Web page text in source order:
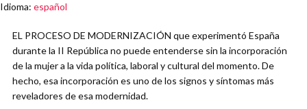
Idioma: español
EL PROCESO DE MODERNIZACIÓN que experimentó España
durante la II República no puede entenderse sin la incorporación
de la mujer a la vida política, laboral y cultural del momento. De
hecho, esa incorporación es uno de los signos y síntomas más
reveladores de esa modernidad.